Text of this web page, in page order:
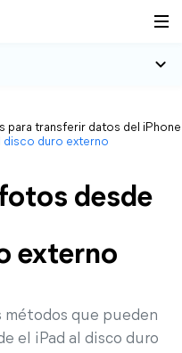
para transferir datos del iPhone
disco duro externo
desde
externo
métodos que pueden
el iPad al disco duro